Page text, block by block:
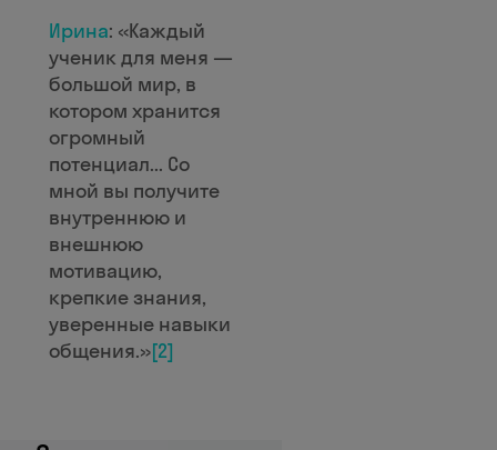
Ирина: «Каждый
ученик для меня —
большой мир, в
котором хранится
огромный
потенциал... Со
мной вы получите
внутреннюю и
внешнюю
мотивацию,
крепкие знания,
уверенные навыки
общения.»[2]